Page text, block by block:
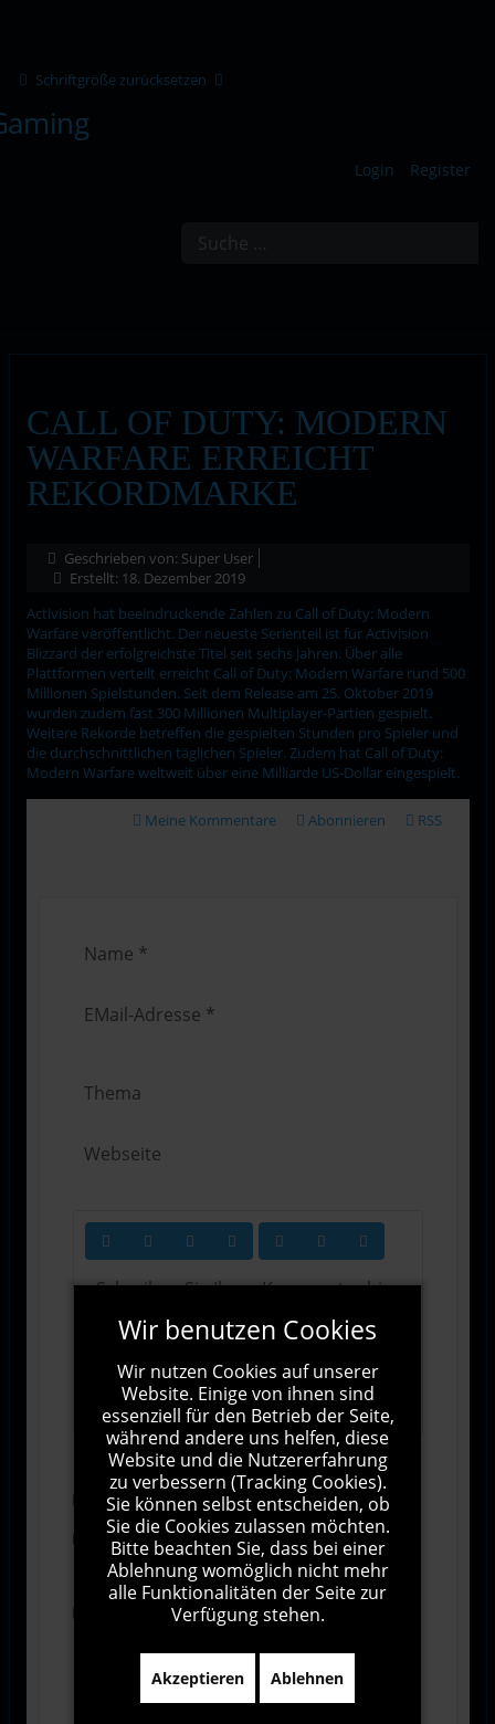
Schriftgröße zurücksetzen
Login Register
CALL OF DUTY: MODERN
WARFARE ERREICHT
REKORDMARKE
Geschrieben von: Super User
Erstellt: 18. Dezember 2019
Activision hat beeindruckende Zahlen zu Call of Duty: Modern
Warfare veröffentlicht. Der neueste Serienteil ist für Activision
Blizzard der erfolgreichste Titel seit sechs Jahren. Über alle
Plattformen verteilt erreicht Call of Duty: Modern Warfare rund 500
Millionen Spielstunden. Seit dem Release am 25. Oktober 2019
wurden zudem fast 300 Millionen Multiplayer-Partien gespielt.
Weitere Rekorde betreffen die gespielten Stunden pro Spieler und
die durchschnittlichen täglichen Spieler. Zudem hat Call of Duty:
Modern Warfare weltweit über eine Milliarde US-Dollar eingespielt.
Meine Kommentare Abonnieren RSS
1000Zeichen übrig
Abonnieren
Ich stimme den Allgemeinen
Geschäftsbedingungen zu.
Ich bin damit einverstanden, dass diese Website
Wir benutzen Cookies
Wir nutzen Cookies auf unserer
Website. Einige von ihnen sind
essenziell für den Betrieb der Seite,
während andere uns helfen, diese
Website und die Nutzererfahrung
zu verbessern (Tracking Cookies).
Sie können selbst entscheiden, ob
Sie die Cookies zulassen möchten.
Bitte beachten Sie, dass bei einer
Ablehnung womöglich nicht mehr
alle Funktionalitäten der Seite zur
Verfügung stehen.
Akzeptieren Ablehnen